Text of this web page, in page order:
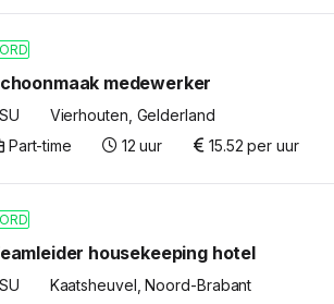
medewerker
Vierhouten, Gelderland
Part-time
12 uur 15.52 per uur
housekeeping hotel
Kaatsheuvel, Noord-Brabant